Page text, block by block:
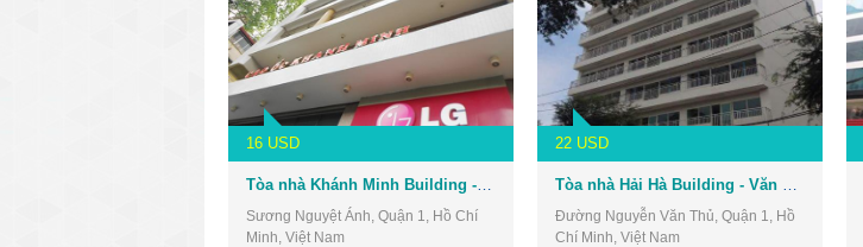
16 USD
Sương Nguyệt Ánh, Quận 1, Hồ Chí
Minh, Việt Nam
22 USD
Đường Nguyễn Văn Thủ, Quận 1, Hồ
Chí Minh, Việt Nam